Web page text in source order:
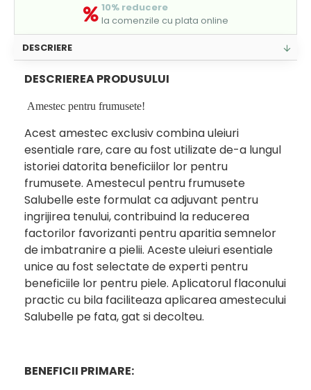
10% reducere
la comenzile cu plata online
DESCRIERE
DESCRIEREA PRODUSULUI
Amestec pentru frumusete!
Acest amestec exclusiv combina uleiuri
esentiale rare, care au fost utilizate de-a lungul
istoriei datorita beneficiilor lor pentru
frumusete. Amestecul pentru frumusete
Salubelle este formulat ca adjuvant pentru
ingrijirea tenului, contribuind la reducerea
factorilor favorizanti pentru aparitia semnelor
de imbatranire a pielii. Aceste uleiuri esentiale
unice au fost selectate de experti pentru
beneficiile lor pentru piele. Aplicatorul flaconului
practic cu bila faciliteaza aplicarea amestecului
Salubelle pe fata, gat si decolteu.
BENEFICII PRIMARE: